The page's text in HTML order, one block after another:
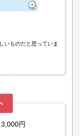
いものだと思っていま
円